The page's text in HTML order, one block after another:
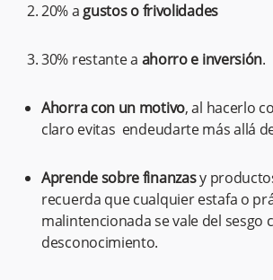
20% a gustos o frivolidades
30% restante a ahorro e inversión.
Ahorra con un motivo, al hacerlo
claro evitas endeudarte más allá
Aprende sobre finanzasy
recuerda que cualquier estafa o
malintencionada se vale del sesgo
desconocimiento.